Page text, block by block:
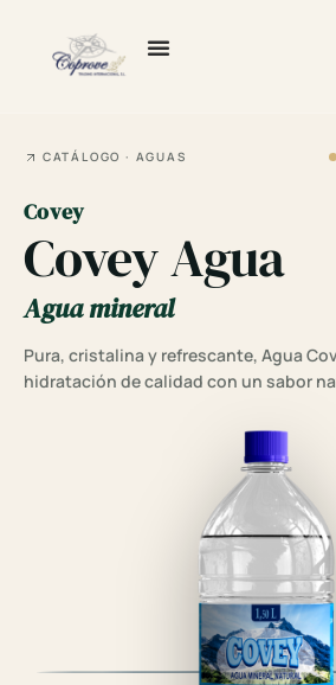
contenido
CATÁLOGO · AGUAS
Covey
Covey Agua
Agua mineral
Pura, cristalina y refrescante, Agua
hidratación de calidad con un sabor